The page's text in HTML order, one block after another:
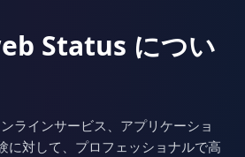
Status につい
ラインサービス、アプリケーショ
に対して、プロフェッショナルで高